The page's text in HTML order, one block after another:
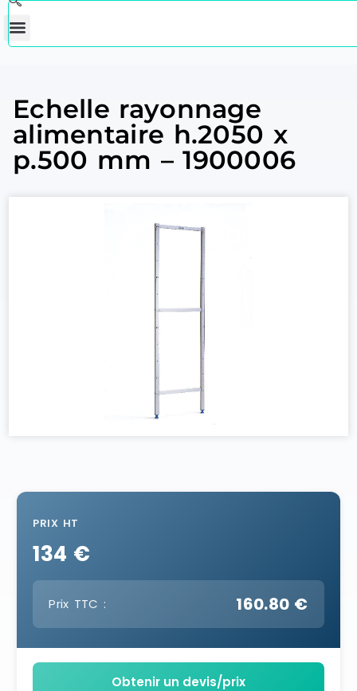
Echelle rayonnage
alimentaire h.2050 x
p.500 mm – 1900006
PRIX HT
134 €
Prix TTC : 160.80 €
Obtenir un devis/prix